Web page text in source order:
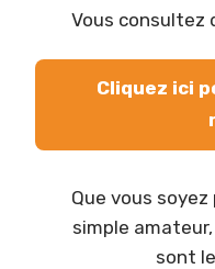
Vous consultez
Cliquez ici
Que vous
simple
sont